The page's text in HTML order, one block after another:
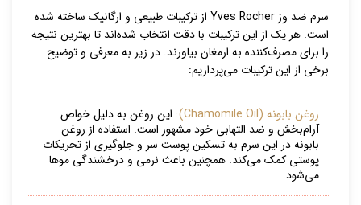
سرم ضد وز Yves Rocher از ترکیبات طبیعی و ارگانیک ساخته شده
است. هر یک از این ترکیبات با دقت انتخاب شده‌اند تا بهترین نتیجه
را برای مصرف‌کننده به ارمغان بیاورند. در زیر به معرفی و توضیح
برخی از این ترکیبات می‌پردازیم:
روغن بابونه (Chamomile Oil):
این روغن به دلیل خواص
آرام‌بخش و ضد التهابی خود مشهور است. استفاده از روغن
بابونه در این سرم به تسکین پوست سر و جلوگیری از تحریکات
پوستی کمک می‌کند. همچنین باعث نرمی و درخشندگی موها
می‌شود.